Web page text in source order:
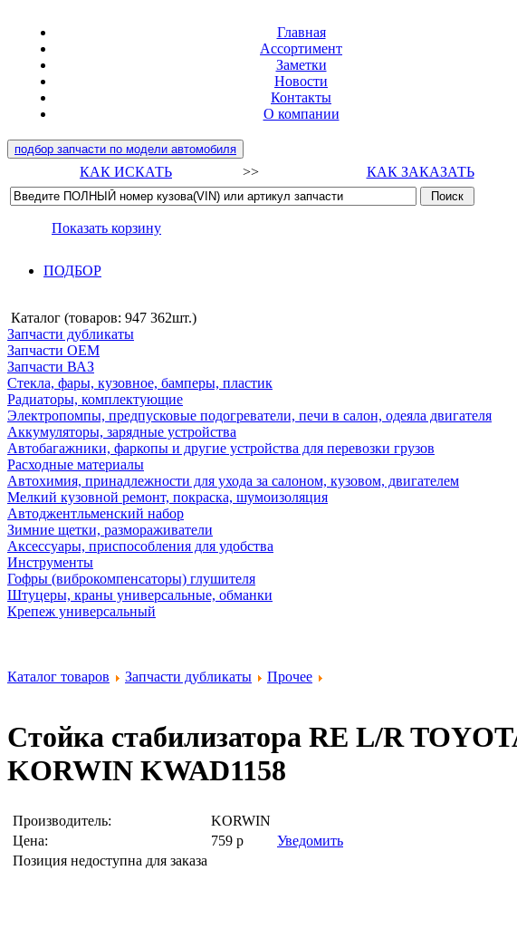
Главная
Ассортимент
Заметки
Новости
Контакты
О компании
подбор запчасти по модели автомобиля
КАК ИСКАТЬ >> КАК ЗАКАЗАТЬ
Показать корзину
ПОДБОР
Каталог (товаров: 947 362шт.)
Запчасти дубликаты
Запчасти ОЕМ
Запчасти ВАЗ
Стекла, фары, кузовное, бамперы, пластик
Радиаторы, комплектующие
Электропомпы, предпусковые подогреватели, печи в салон, одеяла двигателя
Аккумуляторы, зарядные устройства
Автобагажники, фаркопы и другие устройства для перевозки грузов
Расходные материалы
Автохимия, принадлежности для ухода за салоном, кузовом, двигателем
Мелкий кузовной ремонт, покраска, шумоизоляция
Автоджентльменский набор
Зимние щетки, размораживатели
Аксессуары, приспособления для удобства
Инструменты
Гофры (виброкомпенсаторы) глушителя
Штуцеры, краны универсальные, обманки
Крепеж универсальный
Каталог товаров Запчасти дубликаты Прочее
Стойка стабилизатора RE L/R
KORWIN KWAD1158
Производитель:
KORWIN
Цена:
759 р
Позиция недоступна для заказа
Уведомить